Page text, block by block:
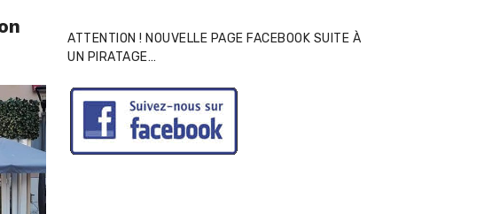
ATTENTION ! NOUVELLE PAGE FACEBOOK SUITE À
UN PIRATAGE…